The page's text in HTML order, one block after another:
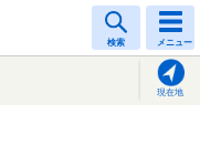
検索 メニュー
現在地